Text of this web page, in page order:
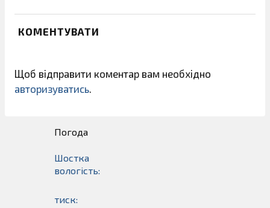
КОМЕНТУВАТИ
Щоб відправити коментар вам необхідно
авторизуватись
Погода
Шостка
вологість:
тиск: